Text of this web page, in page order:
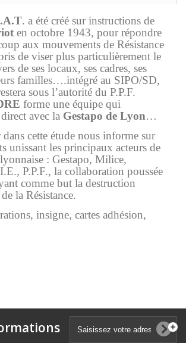
. a été créé sur instructions de
en octobre 1943, pour répondre
aux mouvements de Résistance
de viser plus particulièrement le
de ses locaux, ses cadres, ses
familles….intégré au SIPO/SD,
sous l’autorité du P.P.F.
forme une équipe qui
avec la Gestapo de Lyon…
dans cette étude nous informe sur
unissant les principaux acteurs de
: Gestapo, Milice,
P.P.F., la collaboration poussée
comme but la destruction
la Résistance.
insigne, cartes adhésion,